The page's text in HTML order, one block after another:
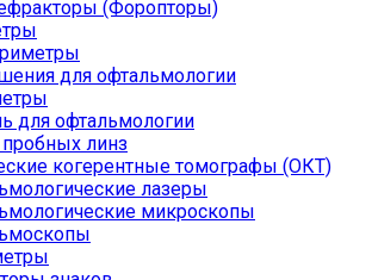
(Форопторы)
для офтальмологии
для офтальмологии
линз
когерентные томографы (ОКТ)
лазеры
микроскопы